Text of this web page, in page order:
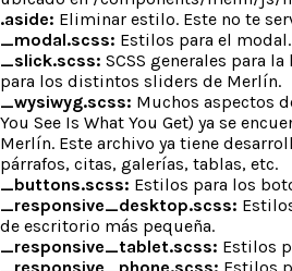
.aside: Eliminar estilo. Este no te
_modal.scss: Estilos para el modal.
_slick.scss: SCSS generales para
para los distintos sliders de Merlín.
_wysiwyg.scss: Muchos aspectos
You See Is What You Get) ya se
Merlín. Este archivo ya tiene
párrafos, citas, galerías, tablas, etc.
_buttons.scss: Estilos para los
_responsive_desktop.scss:
de escritorio más pequeña.
_responsive_tablet.scss: Estilos